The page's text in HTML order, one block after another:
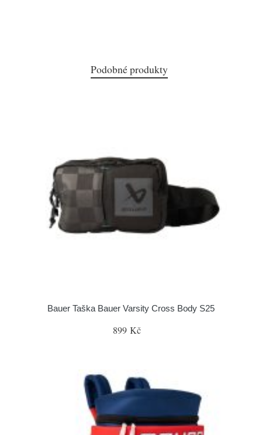
Podobné produkty
Bauer Taška Bauer Varsity Cross Body S25
899 Kč